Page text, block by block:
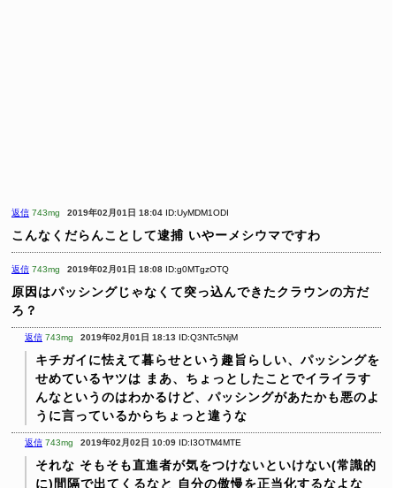
返信 743mg 2019年02月01日 18:04 ID:UyMDM1ODI
こんなくだらんことして逮捕 いやーメシウマですわ
返信 743mg 2019年02月01日 18:08 ID:g0MTgzOTQ
原因はパッシングじゃなくて突っ込んできたクラウンの方だ
ろ？
返信 743mg 2019年02月01日 18:13 ID:Q3NTc5NjM
キチガイに怯えて暮らせという趣旨らしい、パッシングを
せめているヤツは まあ、ちょっとしたことでイライラす
んなというのはわかるけど、パッシングがあたかも悪のよ
うに言っているからちょっと違うな
返信 743mg 2019年02月02日 10:09 ID:I3OTM4MTE
それな そもそも直進者が気をつけないといけない(常識的
に)間隔で出てくるなと
自分の傲慢を正当化するなよな